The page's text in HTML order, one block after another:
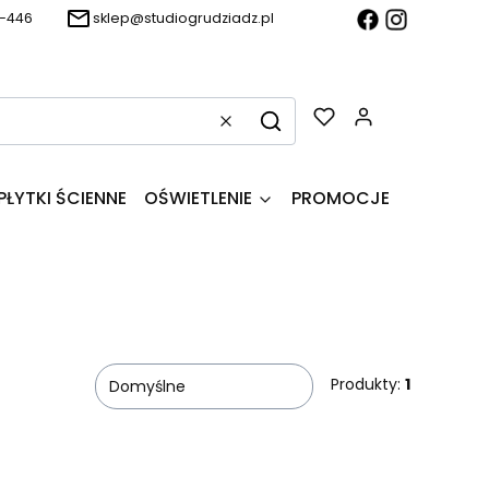
446 sklep@studiogrudziadz.pl
WyczyśćSzukaj
ŚCIENNE OŚWIETLENIE PROMOCJE
Domyślne Produkty: 1